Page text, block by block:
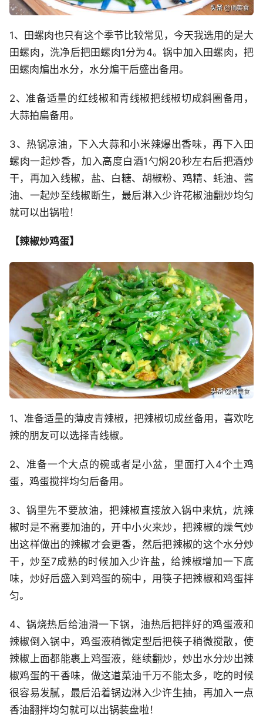
1、田螺肉也只有这个季节比较常见，今天我选用的是大
田螺肉，洗净后把田螺肉1分为4。锅中加入田螺肉，把
田螺肉煸出水分，水分煸干后盛出备用。
2、准备适量的红线椒和青线椒把线椒切成斜圈备用，
大蒜拍扁备用。
3、热锅凉油，下入大蒜和小米辣爆出香味，再下入田
螺肉一起炒香，加入高度白酒1勺焖20秒左右后把酒炒
干，再加入线椒，盐、白糖、胡椒粉、鸡精、蚝油、酱
油、一起炒至线椒断生，最后淋入少许花椒油翻炒均匀
就可以出锅啦！
【辣椒炒鸡蛋】
1、准备适量的薄皮青辣椒，把辣椒切成丝备用，喜欢吃
辣的朋友可以选择青线椒。
2、准备一个大点的碗或者是小盆，里面打入4个土鸡
蛋，鸡蛋搅拌均匀后备用。
3、锅里先不要放油，把辣椒直接放入锅中来炕，炕辣
椒时是不需要加油的，开中小火来炒，把辣椒的燥气炒
出这样做出的辣椒才会更香，然后把辣椒的这个水分炒
干，炒至7成熟的时候加入少许盐，给辣椒增加一下底
味，炒好后盛入到鸡蛋的碗中，用筷子把辣椒和鸡蛋拌
匀。
4、锅烧热后给油滑一下锅，油热后把拌好的鸡蛋液和
辣椒倒入锅中，鸡蛋液稍微定型后把筷子稍微搅散，使
辣椒上面都能裹上鸡蛋液，继续翻炒，炒出水分炒出辣
椒鸡蛋的干香味，做这道菜油千万不能太多，吃的时候
很容易发腻，最后沿着锅边淋入少许生抽，再加入一点
香油翻拌均匀就可以出锅装盘啦！